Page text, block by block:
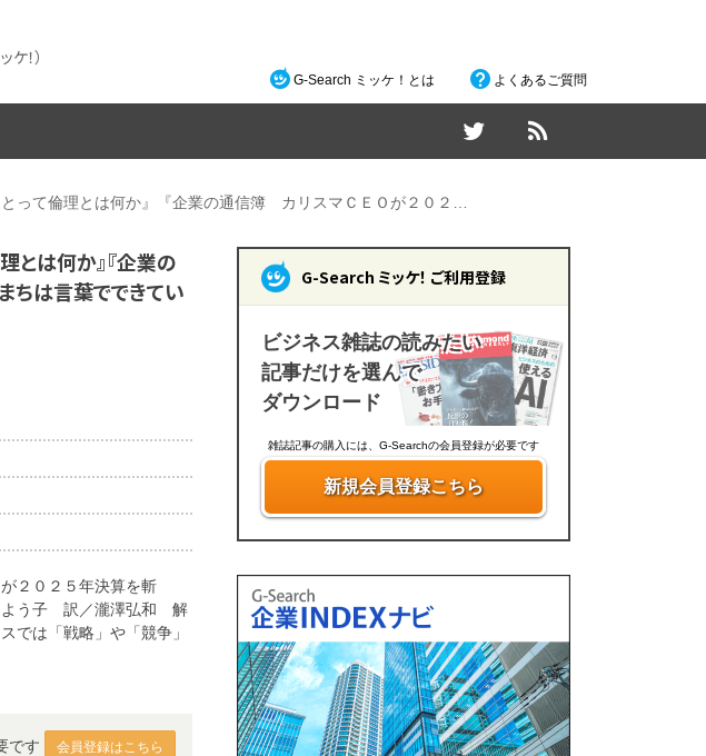
ケ！）
G-Search ミッケ！とは よくあるご質問
って倫理とは何か』『企業の通信簿 カリスマＣＥＯが２０２…
とは何か』『企業の
ちは言葉でできてい
２０２５年決算を斬
よう子 訳／瀧澤弘和 解
は「戦略」や「競争」
です 会員登録はこちら
G-Search ミッケ！ ご利用登録
ビジネス雑誌の読みたい
記事だけを選んで
ダウンロード
雑誌記事の購入には、G-Searchの会員登録が必要です
新規会員登録こちら